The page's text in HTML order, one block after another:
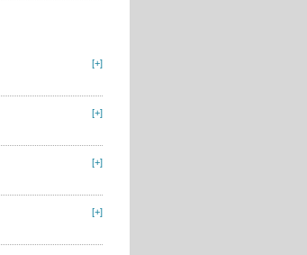
[+]
[+]
[+]
[+]